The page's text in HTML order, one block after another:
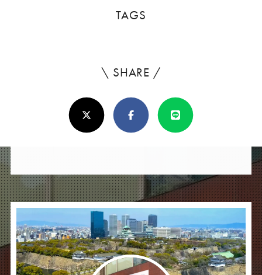
TAGS
\ SHARE /
ろ
し
け
ば
シ
ェ
ア
し
X(Twitter)FacebookLine